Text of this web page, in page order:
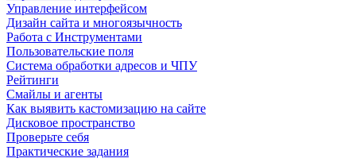
Управление интерфейсом
Дизайн сайта и многоязычность
Работа с Инструментами
Пользовательские поля
Система обработки адресов и ЧПУ
Рейтинги
Смайлы и агенты
Как выявить кастомизацию на сайте
Дисковое пространство
Проверьте себя
Практические задания